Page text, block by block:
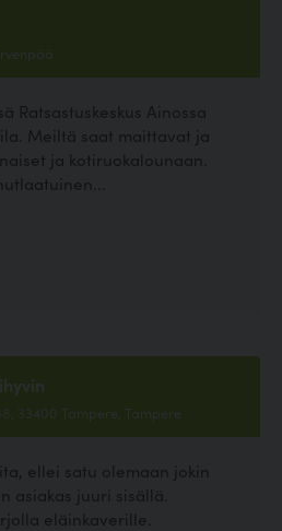
Ratsastuskeskus Ainossa
Meiltä saat maittavat ja
ja kotiruokalounaan.
33400 Tampere, Tampere
ellei satu olemaan jokin
asiakas juuri sisällä.
eläinkaverille.